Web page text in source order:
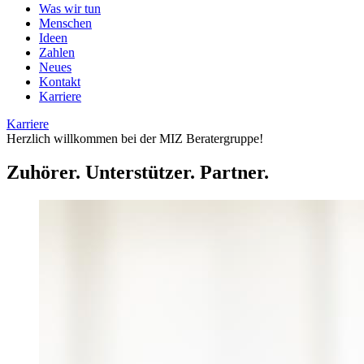
Was wir tun
Menschen
Ideen
Zahlen
Neues
Kontakt
Karriere
Karriere
Herzlich willkommen bei der MIZ Beratergruppe!
Zuhörer. Unterstützer. Partner.